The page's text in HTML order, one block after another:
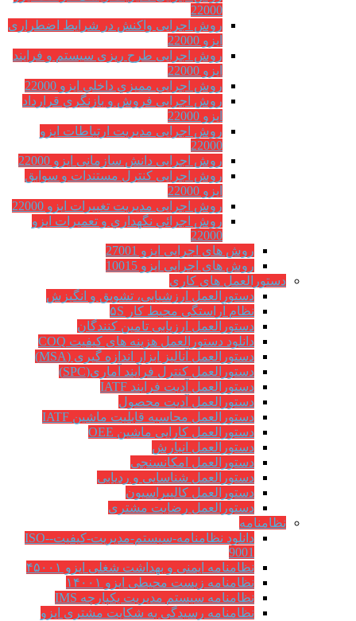
22000
روش اجرایی واکنش در شرایط اضطراری
ایزو 22000
روش اجرایی طرح ریزی سیستم و فرایند
ایزو 22000
روش اجرايي مميزي داخلي ایزو 22000
روش اجرایی فروش و بازنگري قرارداد
ایزو 22000
روش اجرایی مدیریت ارتباطات ایزو
22000
روش اجرایی دانش سازمانی ایزو 22000
روش اجرایی کنترل مستندات و سوابق
ایزو 22000
روش اجرایی مدیریت تغییرات ایزو 22000
روش اجرائي نگهداري و تعميرات ایزو
22000
روش های اجرایی ایزو 27001
روش های اجرایی ایزو 10015
دستورالعمل های کاری
دستورالعمل ارزشیابی، تشویق و انگیزش
نظام آراستگی محیط کار ۵S
دستورالعمل ارزیابی تامین کنندگان
دانلود دستورالعمل هزینه های کیفیت COQ
دستورالعمل آنالیز ابزار اندازه گیری (MSA)
دستورالعمل کنترل فرآیند آماری(SPC)
دستورالعمل آدیت فرایند IATF
دستورالعمل آدیت محصول
دستورالعمل محاسبه قابلیت ماشین IATF
دستورالعمل کارایی ماشین OEE
دستورالعمل انبارش
دستورالعمل امکانسنجی
دستورالعمل شناسایی و ردیابی
دستورالعمل کالیبراسیون
دستورالعمل رضایت مشتری
نظامنامه
دانلود نظامنامه-سیستم-مدیریت-کیفیت-ISO-
9001
نظامنامه ایمنی و بهداشت شغلی ایزو ۴۵۰۰۱
نظامنامه زیست محیطی ایزو ۱۴۰۰۱
نظامنامه سیستم مدیریت یکپارچه IMS
نظامنامه رسیدگی به شکایت مشتری ایزو